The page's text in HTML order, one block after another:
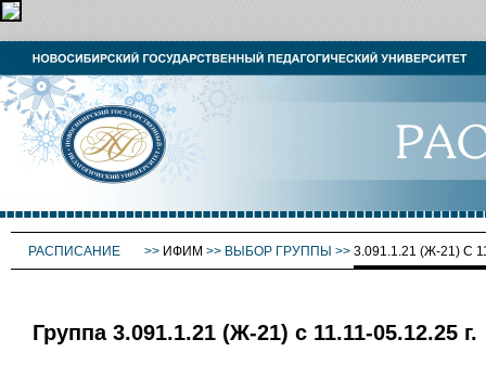
РАСПИСАНИЕ >> ИФИМ >> ВЫБОР ГРУППЫ >> 3.091.1.21 (Ж-21) С
Группа 3.091.1.21 (Ж-21) с 11.11-05.12.25 г.